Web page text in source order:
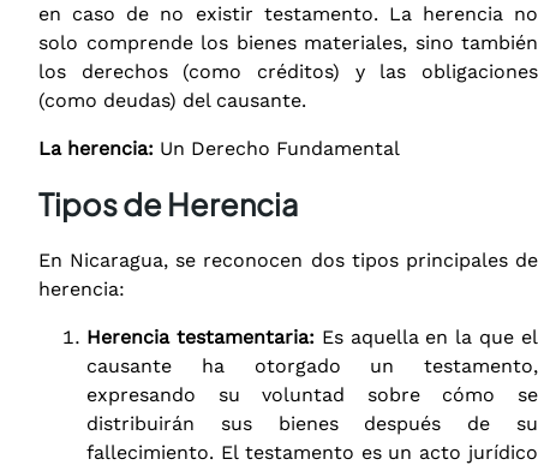
en caso de no existir testamento. La herencia no
solo comprende los bienes materiales, sino también
los derechos (como créditos) y las obligaciones
(como deudas) del causante.
La herencia: Un Derecho Fundamental
Tipos de Herencia
En Nicaragua, se reconocen dos tipos principales de
herencia:
Herencia testamentaria: Es aquella en la que el
causante ha otorgado un testamento,
expresando su voluntad sobre cómo se
distribuirán sus bienes después de su
fallecimiento. El testamento es un acto jurídico